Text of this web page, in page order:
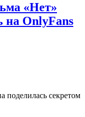
«Нет»
на OnlyFans
поделилась секретом